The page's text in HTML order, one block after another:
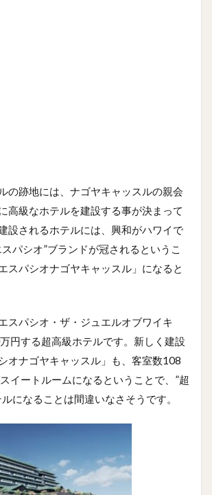
の跡地には、ナゴヤキャッスルの親会
高級なホテルを建設する事が決まって
設されるホテルには、興和がハワイで
パシオ”ブランドが冠されるというこ
スパシオナゴヤキャッスル」になると
スパシオ・ザ・ジュエルオブワイキ
円する超高級ホテルです。新しく建設
オナゴヤキャッスル」も、客室数108
イートルームになるということで、”超
になることは間違いなさそうです。